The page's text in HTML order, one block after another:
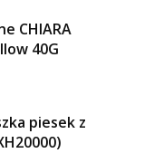
CHIARA
40G
piesek z